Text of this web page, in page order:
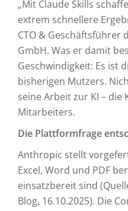
„Mit Claude Skills
extrem schnellere
CTO & Geschäftsführer
GmbH. Was er damit
Geschwindigkeit: Es ist
bisherigen Mutzers.
seine Arbeit zur KI – die
Mitarbeiters.
Die Plattformfrage
Anthropic stellt
Excel, Word und PDF
einsatzbereit sind
Blog, 16.10.2025). Die